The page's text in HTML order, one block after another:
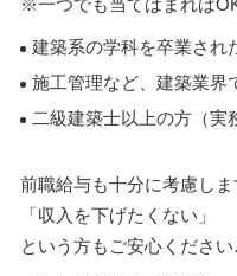
※一つでも当てはまれば
建築系の学科を卒業され
施工管理など、建築業界
二級建築士以上の方（実
前職給与も十分に考慮し
「収入を下げたくない」
という方もご安心ください